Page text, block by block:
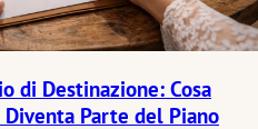
di Destinazione: Cosa
Parte del Piano